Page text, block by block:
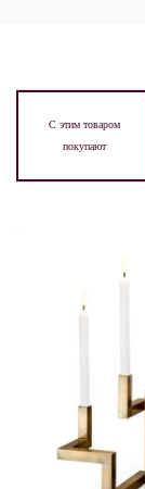
С этим товаром
покупают